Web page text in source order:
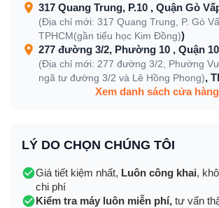
317 Quang Trung, P.10 , Quận Gò
(Địa chỉ mới: 317 Quang Trung, P. Gò
TPHCM(gần tiểu học Kim Đồng))
277 đường 3/2, Phường 10 , Quận 10
(Địa chỉ mới: 277 đường 3/2, Phường
ngã tư đường 3/2 và Lê Hồng Phong),
Xem danh sách cửa hàng
LÝ DO CHỌN CHÚNG TÔI
Giá tiết kiệm nhất, Luôn công khai,
chi phí
Kiểm tra máy luôn miễn phí, tư vấn